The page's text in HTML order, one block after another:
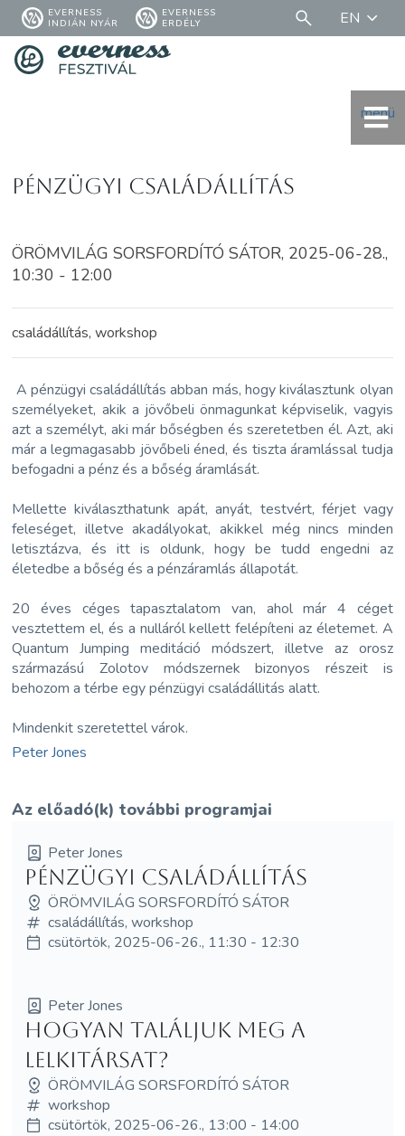
EVERNESS
INDIÁN NYÁR
EVERNESS
ERDÉLY
EN
menü
Pénzügyi családállítás
ÖRÖMVILÁG SORSFORDÍTÓ SÁTOR, 2025-06-28.,
10:30 - 12:00
családállítás, workshop
A pénzügyi családállítás abban más, hogy kiválasztunk olyan
személyeket, akik a jövőbeli önmagunkat képviselik, vagyis
azt a személyt, aki már bőségben és szeretetben él. Azt, aki
már a legmagasabb jövőbeli éned, és tiszta áramlással tudja
befogadni a pénz és a bőség áramlását.
Mellette kiválaszthatunk apát, anyát, testvért, férjet vagy
feleséget, illetve akadályokat, akikkel még nincs minden
letisztázva, és itt is oldunk, hogy be tudd engedni az
életedbe a bőség és a pénzáramlás állapotát.
20 éves céges tapasztalatom van, ahol már 4 céget
vesztettem el, és a nulláról kellett felépíteni az életemet. A
Quantum Jumping meditáció módszert, illetve az orosz
származású Zolotov módszernek bizonyos részeit is
behozom a térbe egy pénzügyi családállitás alatt.
Mindenkit szeretettel várok.
Peter Jones
Az előadó(k) további programjai
Peter Jones
Pénzügyi családállítás
ÖRÖMVILÁG SORSFORDÍTÓ SÁTOR
családállítás, workshop
csütörtök, 2025-06-26., 11:30 - 12:30
Peter Jones
Hogyan találjuk meg a
lelkitársat?
ÖRÖMVILÁG SORSFORDÍTÓ SÁTOR
workshop
csütörtök, 2025-06-26., 13:00 - 14:00